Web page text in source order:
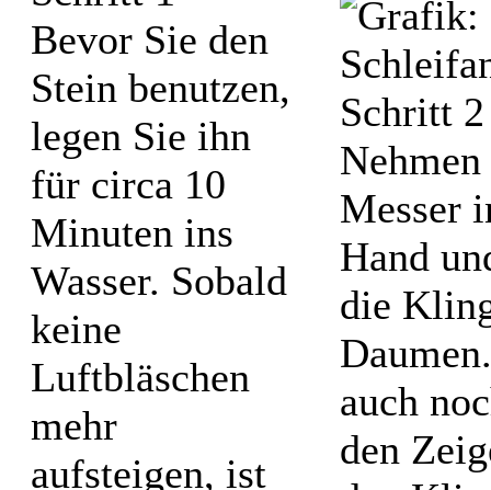
Bevor Sie den
Stein benutzen,
legen Sie ihn
für circa 10
Minuten ins
Wasser. Sobald
keine
Luftbläschen
mehr
aufsteigen, ist
Messer
Hand
die
auch
den